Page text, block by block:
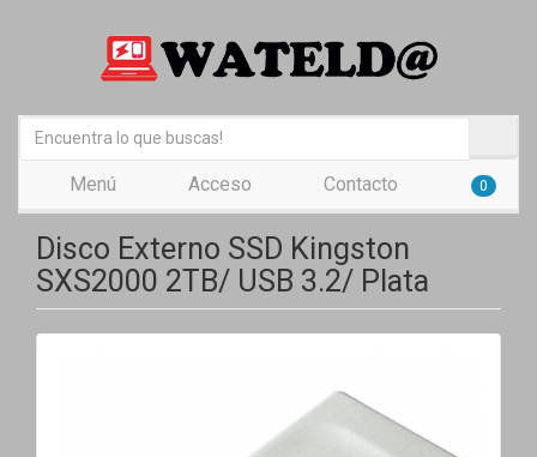
Menú Acceso Contacto 0
Disco Externo SSD Kingston
SXS2000 2TB/ USB 3.2/ Plata